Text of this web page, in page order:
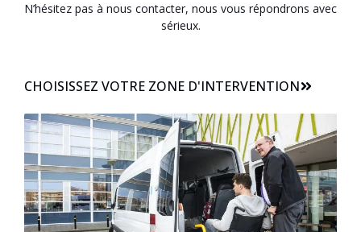
N’hésitez pas à nous contacter, nous vous répondrons avec
sérieux.
CHOISISSEZ VOTRE ZONE D'INTERVENTION